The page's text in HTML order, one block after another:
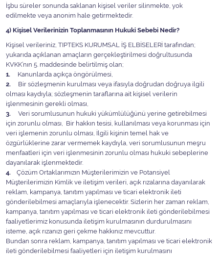
İşbu süreler sonunda saklanan kişisel veriler silinmekte, yok
edilmekte veya anonim hale getirmektedir.
4) Kişisel Verilerinizin Toplanmasının Hukuki Sebebi Nedir?
Kişisel verileriniz, TIPTEKS KURUMSAL İŞ ELBİSELERİ tarafından;
yukarıda açıklanan amaçların gerçekleştirilmesi doğrultusunda
KVKK’nın 5. maddesinde belirtilmiş olan;
1. Kanunlarda açıkça öngörülmesi,
2. Bir sözleşmenin kurulması veya ifasıyla doğrudan doğruya ilgili
olması kaydıyla; sözleşmenin taraflarına ait kişisel verilerin
işlenmesinin gerekli olması,
3. Veri sorumlusunun hukuki yükümlülüğünü yerine getirebilmesi
için zorunlu olması, Bir hakkın tesisi, kullanılması veya korunması için
veri işlemenin zorunlu olması, İlgili kişinin temel hak ve
özgürlüklerine zarar vermemek kaydıyla, veri sorumlusunun meşru
menfaatleri için veri işlenmesinin zorunlu olması hukuki sebeplerine
dayanılarak işlenmektedir.
4. Çözüm Ortaklarımızın Müşterilerimizin ve Potansiyel
Müşterilerimizin Kimlik ve iletişim verileri, açık rızalarına dayanılarak
reklam, kampanya, tanıtım yapılması ve ticari elektronik ileti
gönderilebilmesi amaçlarıyla işlenecektir. Sizlerin her zaman reklam,
kampanya, tanıtım yapılması ve ticari elektronik ileti gönderilebilmesi
faaliyetlerimiz konusunda iletişim kurulmasının durdurulmasını
isteme, açık rızanızı geri çekme hakkınız mevcuttur.
Bundan sonra reklam, kampanya, tanıtım yapılması ve ticari elektronik
ileti gönderilebilmesi faaliyetleri için iletişim kurulmasını